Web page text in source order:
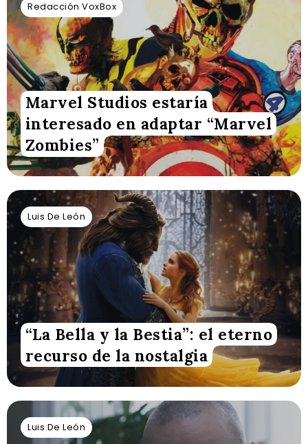
Redacción VoxBox
Marvel Studios estaría
interesado en adaptar “Marvel
Zombies”
Luis De León
“La Bella y la Bestia”: el eterno
recurso de la nostalgia
Luis De León